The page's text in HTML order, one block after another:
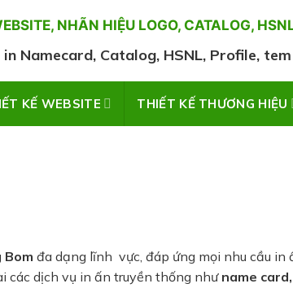
NHÃN HIỆU LOGO, CATALOG,
Namecard, Catalog, HSNL, Profile,
KẾ WEBSITE THIẾT KẾ THƯƠNG HIỆU
Bom đa dạng lĩnh vực, đáp ứng mọi nhu cầu in
các dịch vụ in ấn truyền thống như name card,